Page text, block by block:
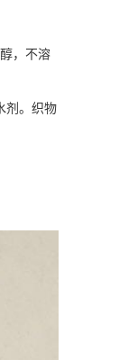
，不溶
剂。织物